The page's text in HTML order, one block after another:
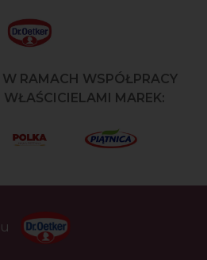
RAMACH WSPÓŁPRACY
MAREK: